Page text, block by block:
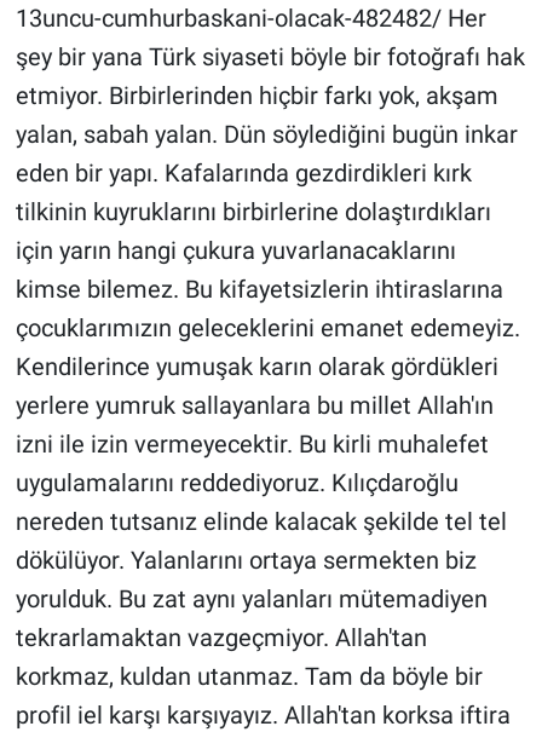
13uncu-cumhurbaskani-olacak-482482/ Her
şey bir yana Türk siyaseti böyle bir fotoğrafı hak
etmiyor. Birbirlerinden hiçbir farkı yok, akşam
yalan, sabah yalan. Dün söylediğini bugün inkar
eden bir yapı. Kafalarında gezdirdikleri kırk
tilkinin kuyruklarını birbirlerine dolaştırdıkları
için yarın hangi çukura yuvarlanacaklarını
kimse bilemez. Bu kifayetsizlerin ihtiraslarına
çocuklarımızın geleceklerini emanet edemeyiz.
Kendilerince yumuşak karın olarak gördükleri
yerlere yumruk sallayanlara bu millet Allah'ın
izni ile izin vermeyecektir. Bu kirli muhalefet
uygulamalarını reddediyoruz. Kılıçdaroğlu
nereden tutsanız elinde kalacak şekilde tel tel
dökülüyor. Yalanlarını ortaya sermekten biz
yorulduk. Bu zat aynı yalanları mütemadiyen
tekrarlamaktan vazgeçmiyor. Allah'tan
korkmaz, kuldan utanmaz. Tam da böyle bir
profil iel karşı karşıyayız. Allah'tan korksa iftira